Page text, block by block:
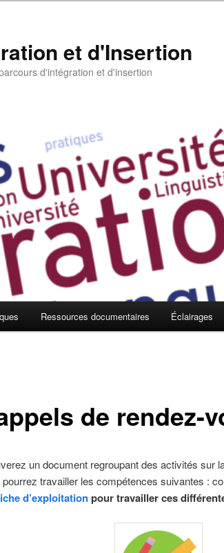
et d'Insertion
d'intégration et d'insertion
Ressources documentaires Éclairages
de rendez-
un document regroupant des activités sur
travailler les compétences suivantes :
d’exploitationpour travailler ces